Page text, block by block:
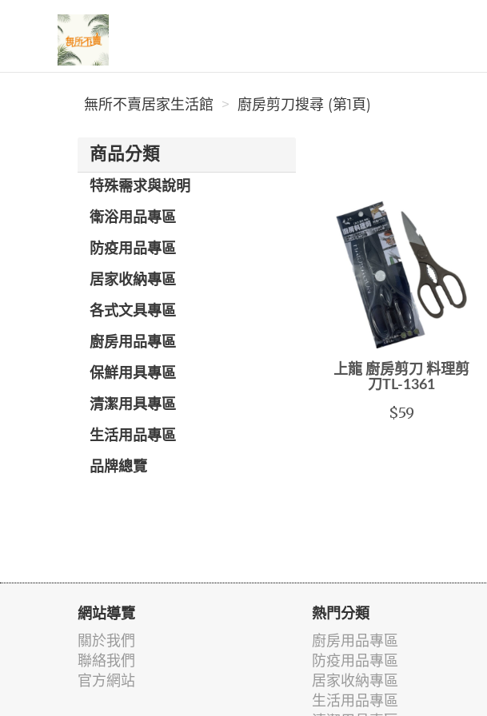
無所不賣居家生活館
無所不賣居家生活館 廚房剪刀搜尋 (第1頁)
商品分類
特殊需求與說明
衛浴用品專區
防疫用品專區
居家收納專區
各式文具專區
廚房用品專區
保鮮用具專區
清潔用具專區
生活用品專區
品牌總覽
上龍 廚房剪刀 料理剪
刀TL-1361
$59
網站導覽
關於我們
聯絡我們
官方網站
熱門分類
廚房用品專區
防疫用品專區
居家收納專區
生活用品專區